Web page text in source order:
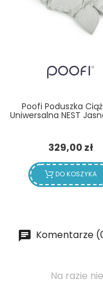
Poofi Poduszka
Uniwersalna NEST
329,00 zł
DO KOSZYKA
Komentarze
Na razie